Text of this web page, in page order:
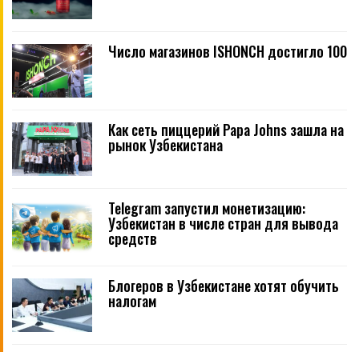
Число магазинов ISHONCH достигло 100
Как сеть пиццерий Papa Johns зашла на
рынок Узбекистана
Telegram запустил монетизацию:
Узбекистан в числе стран для вывода
средств
Блогеров в Узбекистане хотят обучить
налогам